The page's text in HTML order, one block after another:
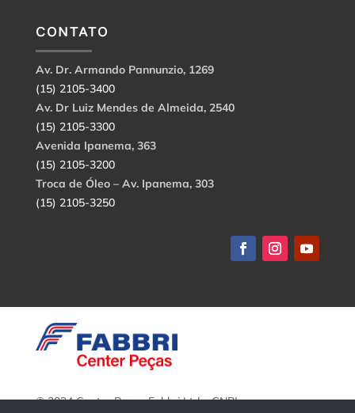
CONTATO
Av. Dr. Armando Pannunzio, 1269
(15) 2105-3400
Av. Dr Luiz Mendes de Almeida, 2540
(15) 2105-3300
Avenida Ipanema, 363
(15) 2105-3200
Troca de Óleo – Av. Ipanema, 303
(15) 2105-3250
© 2024 Center Peças Fabbri Ltda. CNPJ: